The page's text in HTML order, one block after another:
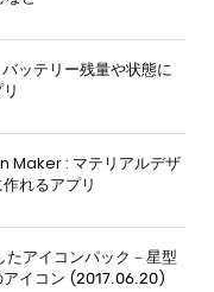
ッテリー残量や状態に
: マテリアルデザ
れるアプリ
たアイコンパック－星型
イコン (2017.06.20)